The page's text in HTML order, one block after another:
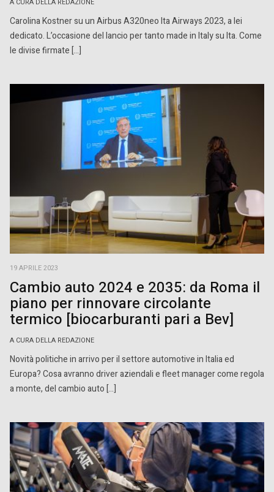
A CURA DELLA REDAZIONE
Carolina Kostner su un Airbus A320neo Ita Airways 2023, a lei
dedicato. L’occasione del lancio per tanto made in Italy su Ita. Come
le divise firmate […]
19 APRILE 2023
Cambio auto 2024 e 2035: da Roma il
piano per rinnovare circolante
termico [biocarburanti pari a Bev]
A CURA DELLA REDAZIONE
Novità politiche in arrivo per il settore automotive in Italia ed
Europa? Cosa avranno driver aziendali e fleet manager come regola
a monte, del cambio auto […]